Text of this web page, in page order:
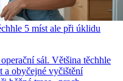
5 míst ale při úklidu
sál. Většina těchhle
a obyčejné vyčištění